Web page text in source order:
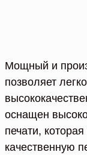
Мощный и
позволяет
оснащен
печати,
качественную